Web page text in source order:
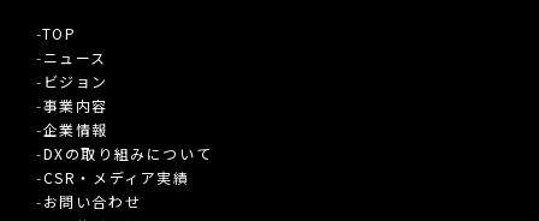
TOP
ニュース
ビジョン
事業内容
企業情報
DXの取り組みについて
CSR・メディア実績
お問い合わせ